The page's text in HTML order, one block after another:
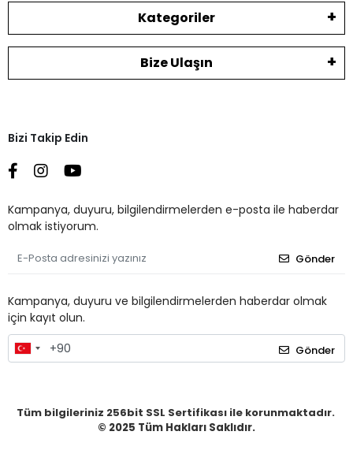
Kategoriler
Bize Ulaşın
Bizi Takip Edin
Kampanya, duyuru, bilgilendirmelerden e-posta ile haberdar
olmak istiyorum.
Gönder
Kampanya, duyuru ve bilgilendirmelerden haberdar olmak
için kayıt olun.
Gönder
Tüm bilgileriniz 256bit SSL Sertifikası ile korunmaktadır.
© 2025 Tüm Hakları Saklıdır.